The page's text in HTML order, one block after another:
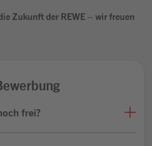
Zukunft der REWE – wir freuen
frei?